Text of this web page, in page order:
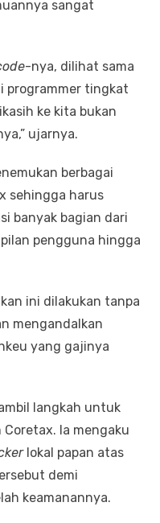
sangat
-nya, dilihat sama
programmer tingkat
ke kita bukan
ujarnya.
berbagai
sehingga harus
banyak bagian dari
pengguna hingga
ini dilakukan tanpa
mengandalkan
yang gajinya
langkah untuk
Ia mengaku
lokal papan atas
demi
keamanannya.